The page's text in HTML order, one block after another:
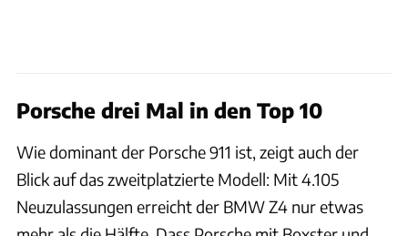
Porsche drei Mal in den Top 10
Wie dominant der Porsche 911 ist, zeigt auch der
Blick auf das zweitplatzierte Modell: Mit 4.105
Neuzulassungen erreicht der BMW Z4 nur etwas